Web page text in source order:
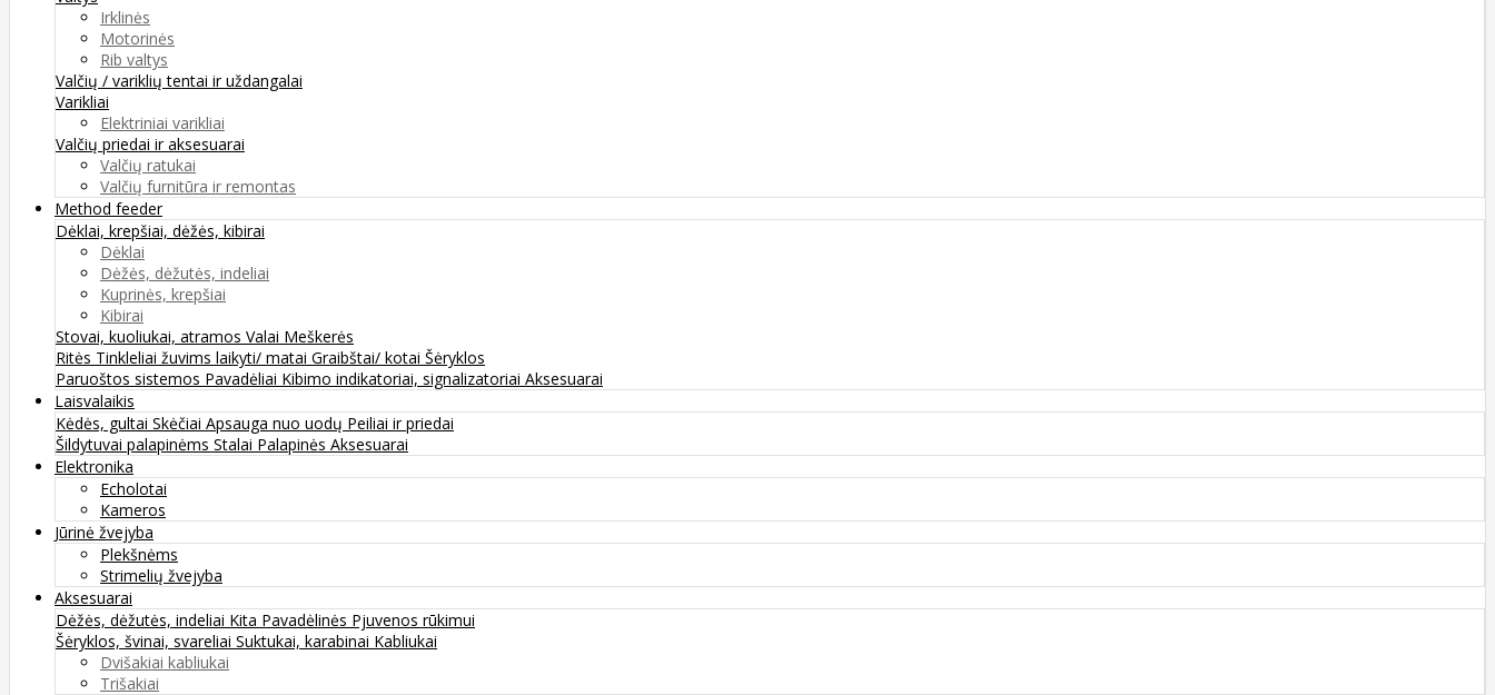
Irklinės
Motorinės
Rib valtys
Valčių / variklių tentai ir uždangalai
Varikliai
Elektriniai varikliai
Valčių priedai ir aksesuarai
Valčių ratukai
Valčių furnitūra ir remontas
Method feeder
Dėklai, krepšiai, dėžės, kibirai
Dėklai
Dėžės, dėžutės, indeliai
Kuprinės, krepšiai
Kibirai
Stovai, kuoliukai, atramos Valai Meškerės
Ritės Tinkleliai žuvims laikyti/ matai Graibštai/ kotai Šėryklos
Paruoštos sistemos Pavadėliai Kibimo indikatoriai, signalizatoriai Aksesuarai
Laisvalaikis
Kėdės, gultai Skėčiai Apsauga nuo uodų Peiliai ir priedai
Šildytuvai palapinėms Stalai Palapinės Aksesuarai
Elektronika
Echolotai
Kameros
Jūrinė žvejyba
Plekšnėms
Strimelių žvejyba
Aksesuarai
Dėžės, dėžutės, indeliai Kita Pavadėlinės Pjuvenos rūkimui
Šėryklos, švinai, svareliai Suktukai, karabinai Kabliukai
Dvišakiai kabliukai
Trišakiai